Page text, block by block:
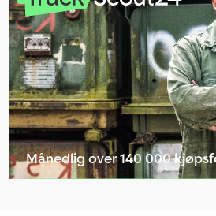
Linde V
Man Varebil
Mercedes Benz Lastebiler
Mercedes Benz Minibuss
Mercedes Benz Traktor
Mercedes Benz Varebil
Månedlig over 140 000